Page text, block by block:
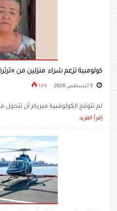
كولومبية تزعم شراء منزلين من
198
لم تتوقع الكولومبية ميريام أن
إقرأ المزيد